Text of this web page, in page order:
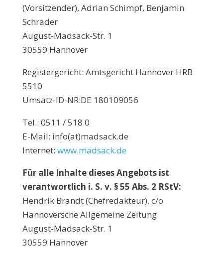
(Vorsitzender), Adrian Schimpf, Benjamin
Schrader
August-Madsack-Str. 1
30559 Hannover
Registergericht: Amtsgericht Hannover HRB
5510
Umsatz-ID-NR:DE 180109056
Tel.: 0511 / 518 0
E-Mail: info(at)madsack.de
Internet: www.madsack.de
Für alle Inhalte dieses Angebots ist
verantwortlich i. S. v. § 55 Abs. 2 RStV:
Hendrik Brandt (Chefredakteur), c/o
Hannoversche Allgemeine Zeitung
August-Madsack-Str. 1
30559 Hannover